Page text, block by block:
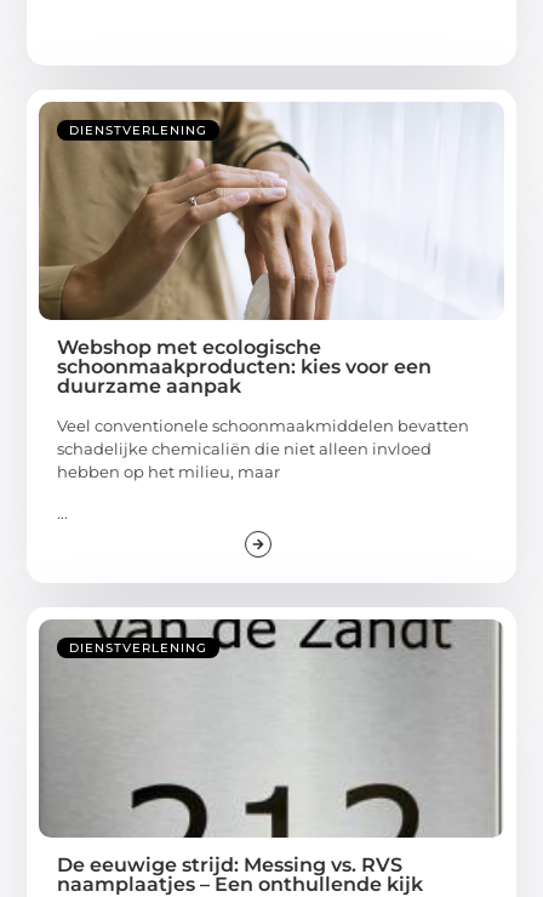
DIENSTVERLENING
Webshop met ecologische
schoonmaakproducten: kies voor een
duurzame aanpak
Veel conventionele schoonmaakmiddelen bevatten
schadelijke chemicaliën die niet alleen invloed
hebben op het milieu, maar
...
DIENSTVERLENING
De eeuwige strijd: Messing vs. RVS
naamplaatjes – Een onthullende kijk